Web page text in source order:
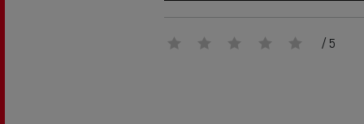
/ 5